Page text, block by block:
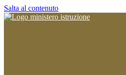
Salta al contenuto